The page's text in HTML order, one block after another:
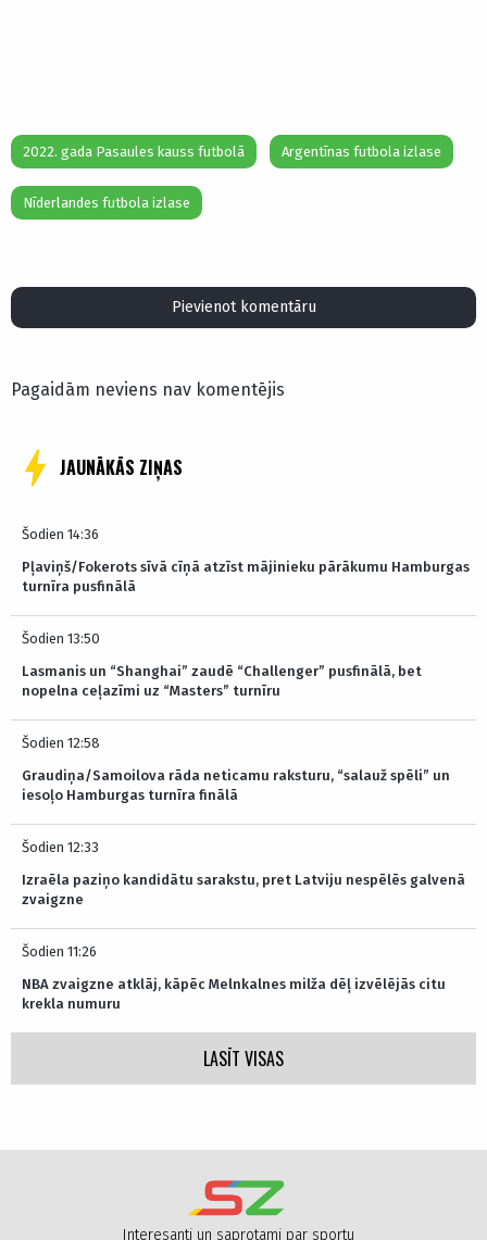
2022. gada Pasaules kauss futbolā Argentīnas futbola izlase
Nīderlandes futbola izlase
Pievienot komentāru
Pagaidām neviens nav komentējis
JAUNĀKĀS ZIŅAS
Šodien 14:36
Pļaviņš/Fokerots sīvā cīņā atzīst mājinieku pārākumu Hamburgas
turnīra pusfinālā
Šodien 13:50
Lasmanis un “Shanghai” zaudē “Challenger” pusfinālā, bet
nopelna ceļazīmi uz “Masters” turnīru
Šodien 12:58
Graudiņa/Samoilova rāda neticamu raksturu, “salauž spēli” un
iesoļo Hamburgas turnīra finālā
Šodien 12:33
Izraēla paziņo kandidātu sarakstu, pret Latviju nespēlēs galvenā
zvaigzne
Šodien 11:26
NBA zvaigzne atklāj, kāpēc Melnkalnes milža dēļ izvēlējās citu
krekla numuru
LASĪT VISAS
Interesanti un saprotami par sportu